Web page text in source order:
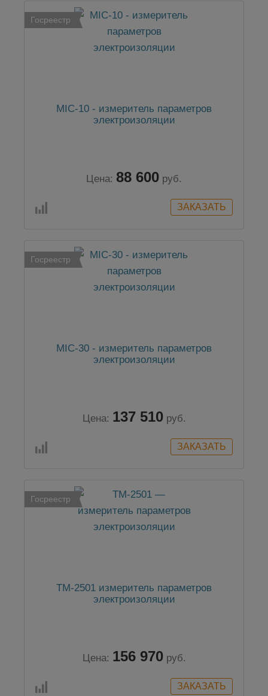
Госреестр
MIC-10 - измеритель параметров
электроизоляции
Цена: 88 600 руб.
Госреестр
MIC-30 - измеритель параметров
электроизоляции
Цена: 137 510 руб.
Госреестр
TM-2501 измеритель параметров
электроизоляции
Цена: 156 970 руб.